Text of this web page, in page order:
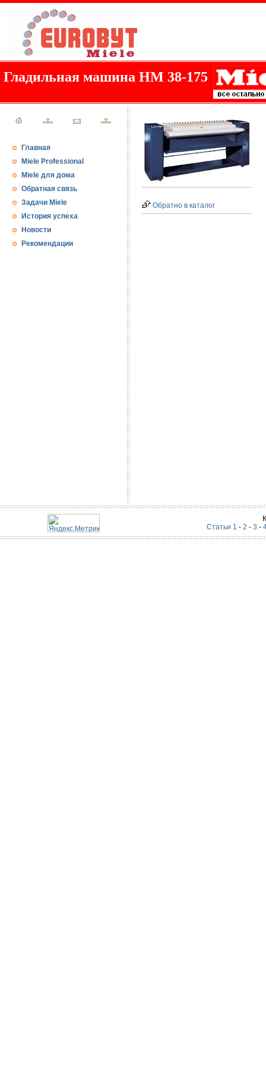
Гладильная машина HM 38-175
Главная
Miele Professional
Miele для дома
Обратная связь
Задачи Miele
История успеха
Новости
Рекомендации
Обратно в каталог
Статьи 1 - 2 - 3 -